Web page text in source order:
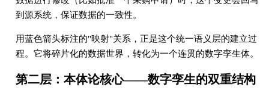
到源系统，保证数据的一致性。
用蓝色箭头标注的"映射"关系，正是这个统一语义层的建立过
程。它将碎片化的数据世界，转化为一个连贯的数字孪生体。
第二层：本体论核心——数字孪生的双重结构